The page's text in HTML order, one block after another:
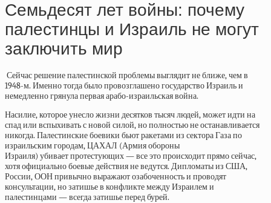
Семьдесят лет войны: почему
палестинцы и Израиль не могут
заключить мир
Сейчас решение палестинской проблемы выглядит не ближе, чем в
1948-м. Именно тогда было провозглашено государство Израиль и
немедленно грянула первая арабо-израильская война.
Насилие, которое унесло жизни десятков тысяч людей, может идти на
спад или вспыхивать с новой силой, но полностью не останавливается
никогда. Палестинские боевики бьютракетами из сектора Газа по
израильским городам, ЦАХАЛ (Армия обороны
Израиля) убиваетпротестующих — все это происходит прямо сейчас,
хотя официально боевые действия не ведутся. Дипломаты из США,
России, ООН привычновыражаютозабоченность и проводят
консультации, но затишье в конфликте между Израилем и
палестинцами — всегда затишье перед бурей.